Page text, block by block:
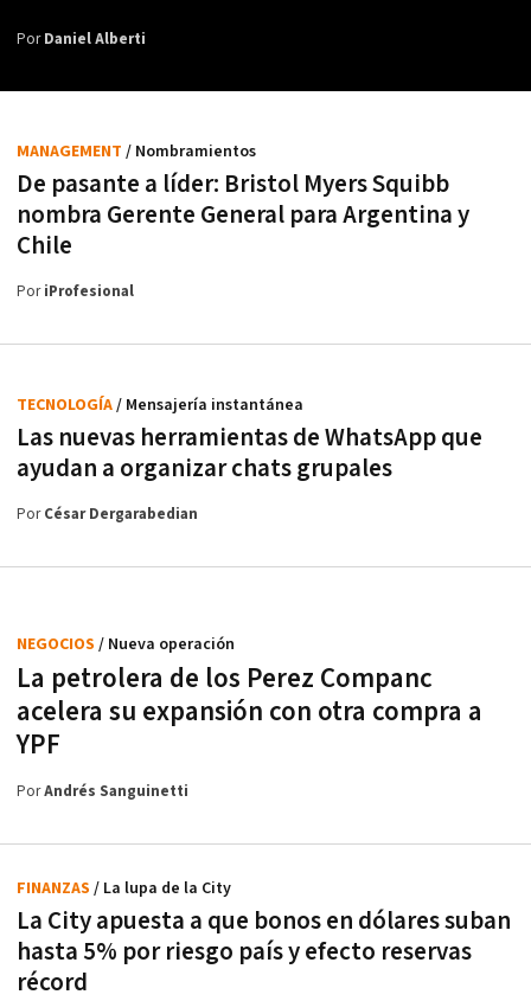
PorDaniel Alberti
De pasante a líder: Bristol Myers Squibb
nombra Gerente General para Argentina y
Chile
MANAGEMENT / Nombramientos
PoriProfesional
Las nuevas herramientas de WhatsApp que
ayudan a organizar chats grupales
TECNOLOGÍA/ Mensajería instantánea
PorCésar Dergarabedian
La petrolera de los Perez Companc
acelera su expansión con otra compra a
YPF
NEGOCIOS / Nueva operación
PorAndrés Sanguinetti
La City apuesta a que bonos en dólares suban
hasta 5% por riesgo país y efecto reservas
récord
FINANZAS / La lupa de la City